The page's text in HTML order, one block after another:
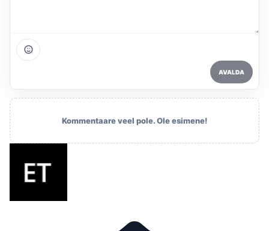
AVALDA
Kommentaare veel pole. Ole esimene!